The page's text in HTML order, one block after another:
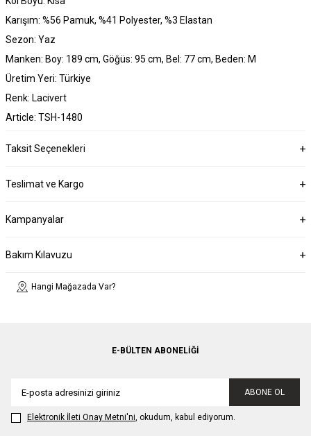
Karışım: %56 Pamuk, %41 Polyester, %3 Elastan
Sezon: Yaz
Manken: Boy: 189 cm, Göğüs: 95 cm, Bel: 77 cm, Beden: M
Üretim Yeri: Türkiye
Renk: Lacivert
Article: TSH-1480
Taksit Seçenekleri
Teslimat ve Kargo
Kampanyalar
Bakım Kılavuzu
Hangi Mağazada Var?
E-BÜLTEN ABONELIĞI
ABONE OL
Elektronik İleti Onay Metni'ni, okudum, kabul ediyorum.